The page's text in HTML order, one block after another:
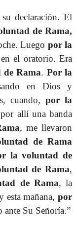
declaración. El
de Rama,
Luego por la
en el oratorio. Era
Rama. Por la
en Dios y
cuando, por la
allí una banda
, me llevaron
de Rama
la voluntad de
de Rama,
de Rama, la
esta mañana, por
ante Su Señoría.”